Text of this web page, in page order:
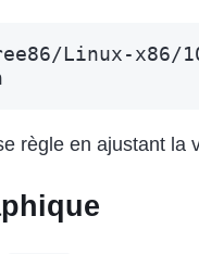
Linux-x86/
règle en ajustant la